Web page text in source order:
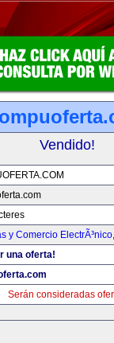
Vendido!
y Comercio ElectrÃ³nico
una oferta!
Serán consideradas